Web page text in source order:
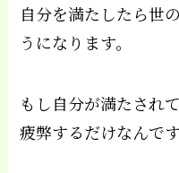
自分を満たしたら世
うになります。
もし自分が満たされ
疲弊するだけなんです